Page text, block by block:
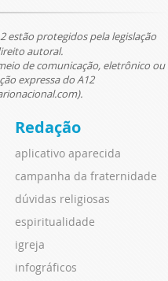
estão protegidos pela legislação
autoral.
de comunicação, eletrônico ou
expressa do A12
Redação
aplicativo aparecida
campanha da fraternidade
dúvidas religiosas
espiritualidade
igreja
infográficos